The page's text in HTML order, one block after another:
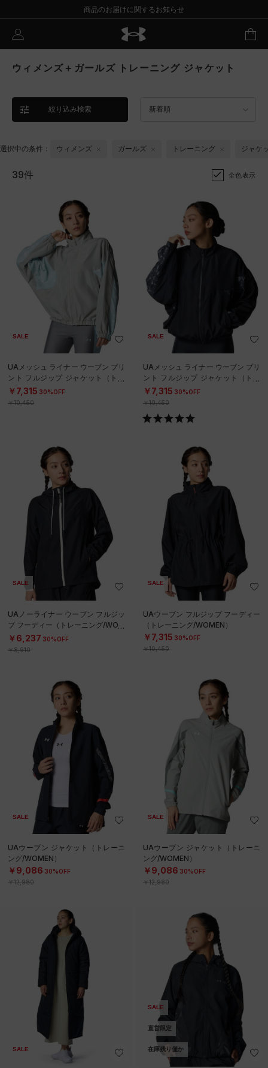
商品のお届けに関するお知らせ
ウィメンズ＋ガールズ トレーニング ジャケット
絞り込み検索 新着順
選択中の条件： ウィメンズ ガールズ トレーニング ジャケ
39件 全色表示
SALE
UAメッシュ ライナー ウーブン プリ
ント フルジップ ジャケット（トレ
ーニング/WOMEN）
￥7,315 30%OFF
￥10,450
SALE
UAメッシュ ライナー ウーブン プリ
ント フルジップ ジャケット（トレ
ーニング/WOMEN）
￥7,315 30%OFF
￥10,450
SALE
UAノーライナー ウーブン フルジッ
プ フーディー（トレーニング/WOM
EN）
￥6,237 30%OFF
￥8,910
SALE
UAウーブン フルジップ フーディー
（トレーニング/WOMEN）
￥7,315 30%OFF
￥10,450
SALE
UAウーブン ジャケット（トレーニ
ング/WOMEN）
￥9,086 30%OFF
￥12,980
SALE
UAウーブン ジャケット（トレーニ
ング/WOMEN）
￥9,086 30%OFF
￥12,980
SALE
SALE
直営限定
在庫残り僅か